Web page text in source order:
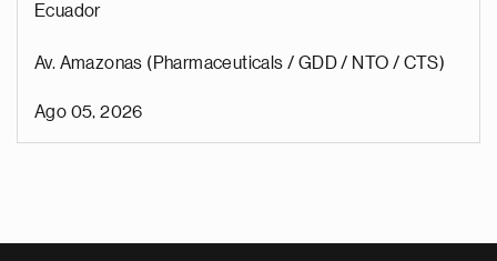
Ecuador
Av. Amazonas (Pharmaceuticals / GDD / NTO / CTS)
Ago 05, 2026